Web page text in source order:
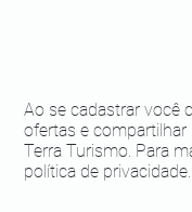
Ao se cadastrar você
ofertas e
Terra Turismo. Para
política de privacidade.